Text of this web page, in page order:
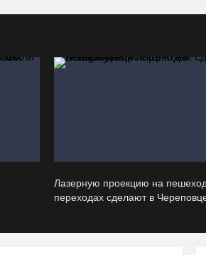
Лазерную проекцию на
переходах сделают в